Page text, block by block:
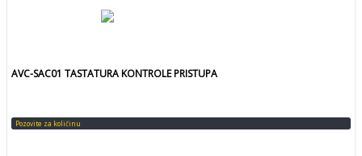
AVC-SAC01 TASTATURA KONTROLE PRISTUPA
Pozovite za količinu